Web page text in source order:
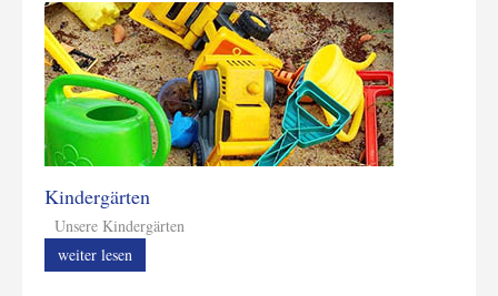
Kindergärten
Unsere Kindergärten
weiter lesen